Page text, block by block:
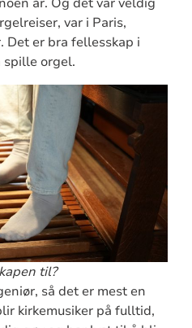
var i Paris,
Det er bra fellesskap i
orgel.
til?
så det er mest en
kirkemusiker på fulltid,